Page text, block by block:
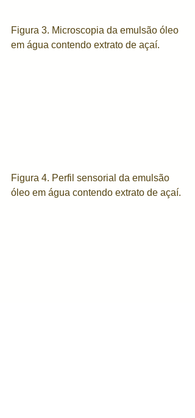
Figura 3. Microscopia da emulsão óleo
em água contendo extrato de açaí.
Figura 4. Perfil sensorial da emulsão
óleo em água contendo extrato de açaí.